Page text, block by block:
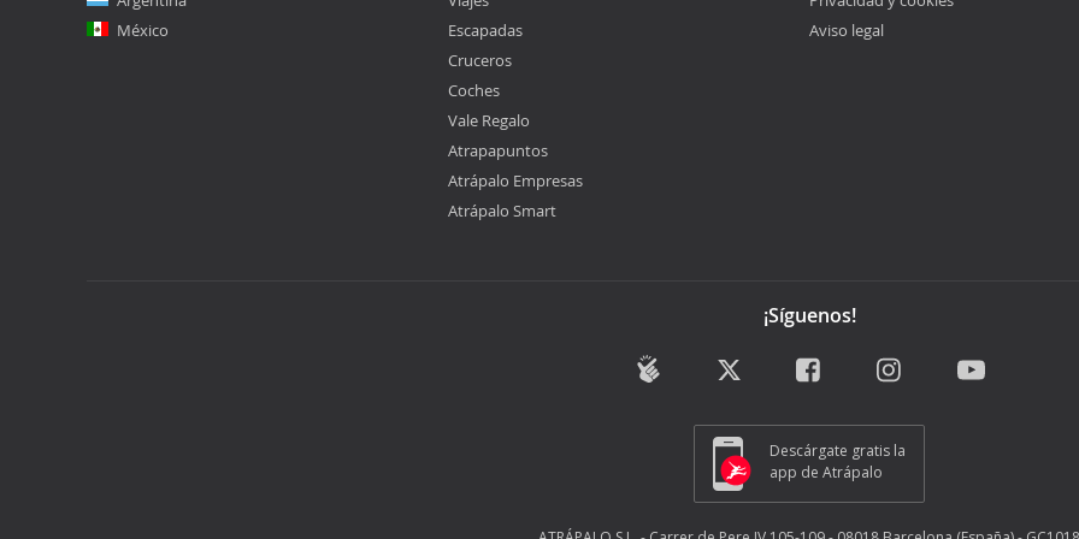
México
Escapadas
Cruceros
Coches
Vale Regalo
Atrapapuntos
Atrápalo Empresas
Atrápalo Smart
Aviso legal
¡Síguenos!
Descárgate gratis la
app de Atrápalo